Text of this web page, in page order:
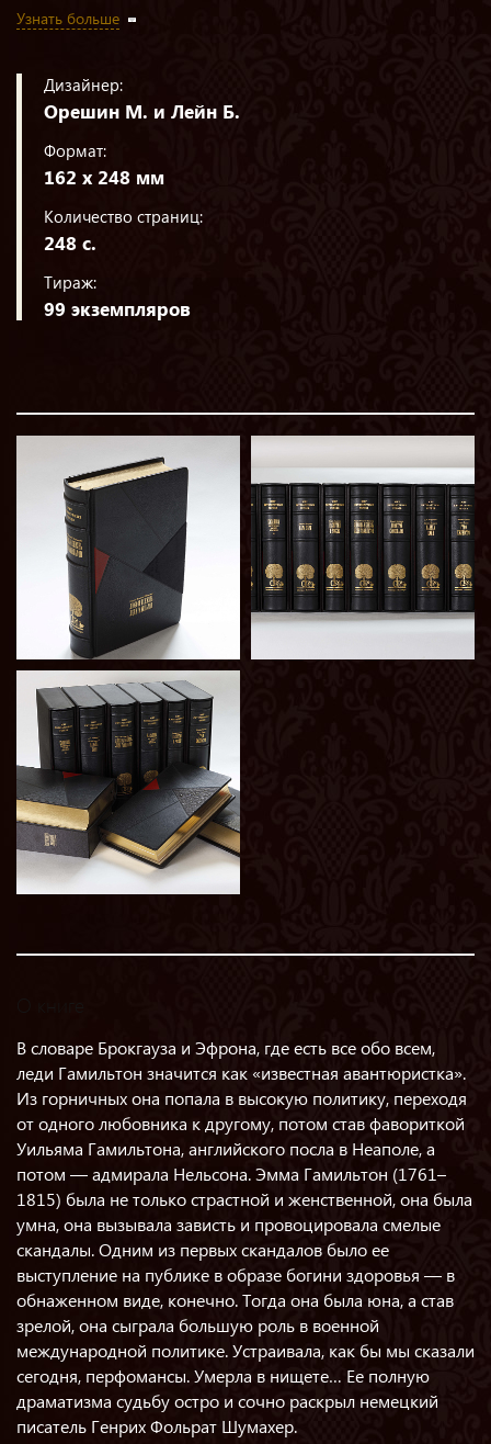
Узнать больше
Дизайнер:
Орешин М. и Лейн Б.
Формат:
162 х 248 мм
Количество страниц:
248 с.
Тираж:
99 экземпляров
В словаре Брокгауза и Эфрона, где есть все обо всем,
леди Гамильтон значится как «известная авантюристка».
Из горничных она попала в высокую политику, переходя
от одного любовника к другому, потом став фавориткой
Уильяма Гамильтона, английского посла в Неаполе, а
потом — адмирала Нельсона. Эмма Гамильтон (1761–
1815) была не только страстной и женственной, она была
умна, она вызывала зависть и провоцировала смелые
скандалы. Одним из первых скандалов было ее
выступление на публике в образе богини здоровья — в
обнаженном виде, конечно. Тогда она была юна, а став
зрелой, она сыграла большую роль в военной
международной политике. Устраивала, как бы мы сказали
сегодня, перфомансы. Умерла в нищете… Ее полную
драматизма судьбу остро и сочно раскрыл немецкий
писатель Генрих Фольрат Шумахер.